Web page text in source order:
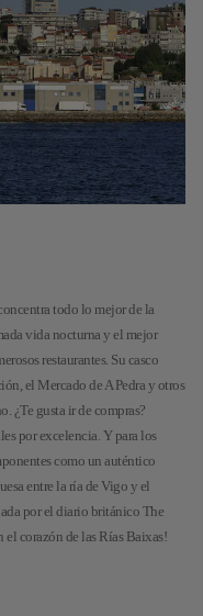
todo lo mejor de la
vida nocturna y el mejor
restaurantes. Su casco
el Mercado de A Pedra y otros
¿Te gusta ir de compras?
por excelencia. Y para los
como un auténtico
entre la ría de Vigo y el
por el diario británico The
el corazón de las Rías Baixas!